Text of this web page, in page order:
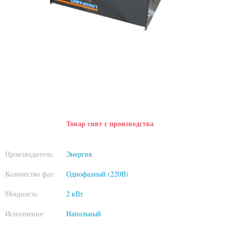
Товар снят с производства
Производитель: Энергия
Количество фаз: Однофазный (220В)
Мощность: 2 кВт
Исполнение: Напольный